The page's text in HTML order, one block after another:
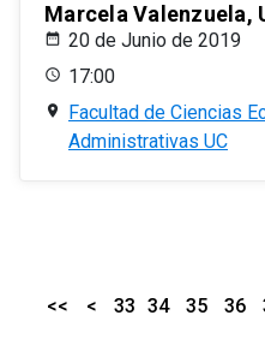
Marcela Valenzuela,
20 de Junio de 2019
17:00
Facultad de Ciencias
Administrativas UC
<< < 33 34 35 36